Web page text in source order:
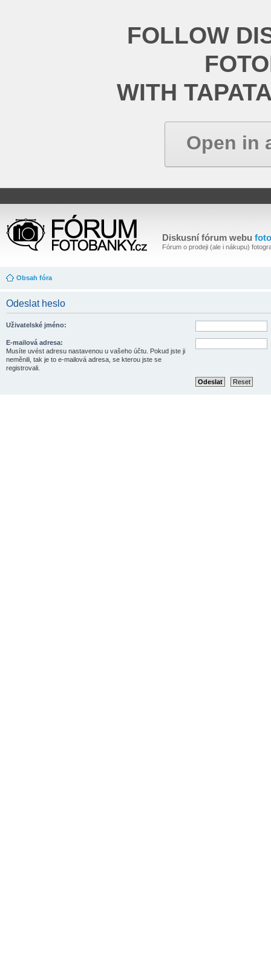
FOLLOW
WITH
Open in
Diskusní fórum webu
Fórum o prodeji (ale i nákupu)
Obsah fóra
Odeslat heslo
Uživatelské jméno:
E-mailová adresa:
Musíte uvést adresu nastavenou u vašeho účtu. Pokud jste ji
neměnili, tak je to e-mailová adresa, se kterou jste se
registrovali.